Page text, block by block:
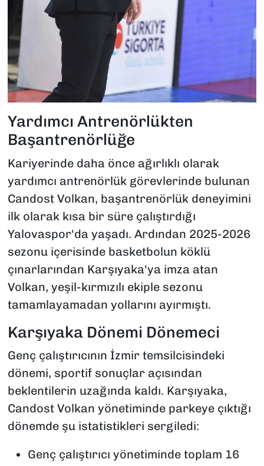
Yardımcı Antrenörlükten
Başantrenörlüğe
Kariyerinde daha önce ağırlıklı olarak
yardımcı antrenörlük görevlerinde bulunan
Candost Volkan, başantrenörlük deneyimini
ilk olarak kısa bir süre çalıştırdığı
Yalovaspor'da yaşadı. Ardından 2025-2026
sezonu içerisinde basketbolun köklü
çınarlarından Karşıyaka'ya imza atan
Volkan, yeşil-kırmızılı ekiple sezonu
tamamlayamadan yollarını ayırmıştı.
Karşıyaka Dönemi Dönemeci
Genç çalıştırıcının İzmir temsilcisindeki
dönemi, sportif sonuçlar açısından
beklentilerin uzağında kaldı. Karşıyaka,
Candost Volkan yönetiminde parkeye çıktığı
dönemde şu istatistikleri sergiledi:
Genç çalıştırıcı yönetiminde toplam 16